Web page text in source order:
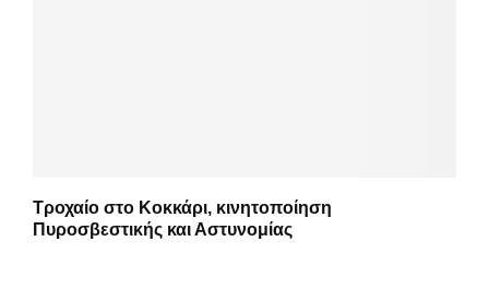
Τροχαίο στο Κοκκάρι, κινητοποίηση
Πυροσβεστικής και Αστυνομίας